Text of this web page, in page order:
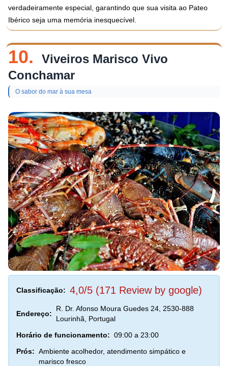
verdadeiramente especial, garantindo que sua visita ao Pateo
Ibérico seja uma memória inesquecível.
10.
Viveiros Marisco Vivo
Conchamar
O sabor do mar à sua mesa
Classificação: 4,0/5 (171 Review by google)
Endereço:
R. Dr. Afonso Moura Guedes 24, 2530-888
Lourinhã, Portugal
Horário de funcionamento: 09:00 a 23:00
Prós: Ambiente acolhedor, atendimento simpático e
marisco fresco